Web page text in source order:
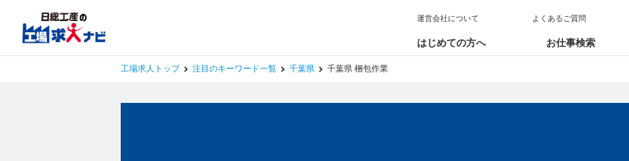
はじめての方へ お仕事検索
運営会社について よくあるご質問
工場求人トップ 注目のキーワード一覧 千葉県 千葉県 梱包作業